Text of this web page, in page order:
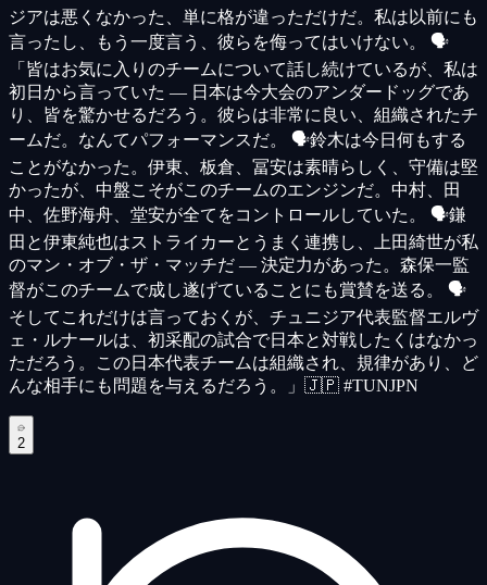
ジアは悪くなかった、単に格が違っただけだ。私は以前にも
言ったし、もう一度言う、彼らを侮ってはいけない。 🗣️
「皆はお気に入りのチームについて話し続けているが、私は
初日から言っていた — 日本は今大会のアンダードッグであ
り、皆を驚かせるだろう。彼らは非常に良い、組織されたチ
ームだ。なんてパフォーマンスだ。 🗣️鈴木は今日何もする
ことがなかった。伊東、板倉、冨安は素晴らしく、守備は堅
かったが、中盤こそがこのチームのエンジンだ。中村、田
中、佐野海舟、堂安が全てをコントロールしていた。 🗣️鎌
田と伊東純也はストライカーとうまく連携し、上田綺世が私
のマン・オブ・ザ・マッチだ — 決定力があった。森保一監
督がこのチームで成し遂げていることにも賞賛を送る。 🗣️
そしてこれだけは言っておくが、チュニジア代表監督エルヴ
ェ・ルナールは、初采配の試合で日本と対戦したくはなかっ
ただろう。この日本代表チームは組織され、規律があり、ど
んな相手にも問題を与えるだろう。」🇯🇵 #TUNJPN
2